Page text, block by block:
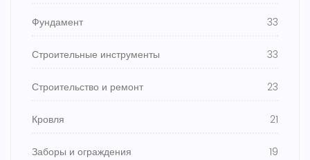
Фундамент 33
Строительные инструменты 33
Строительство и ремонт 23
Кровля 21
Заборы и ограждения 19